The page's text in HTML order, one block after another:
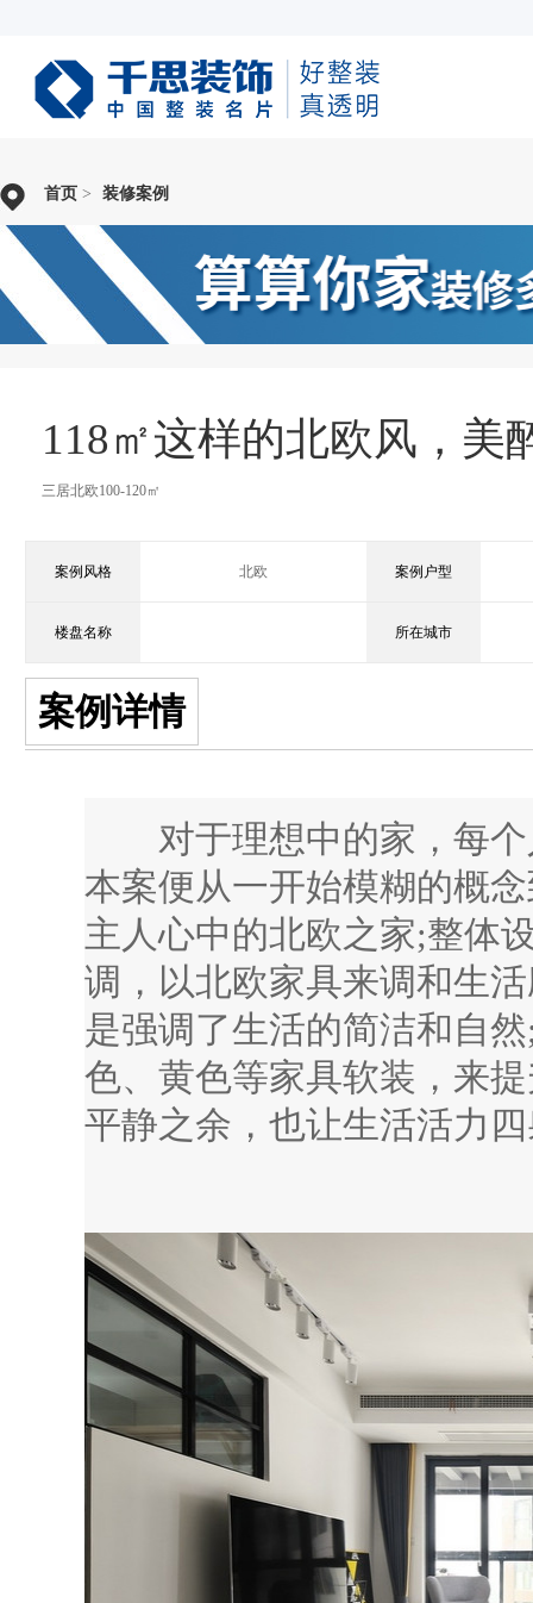
首页 > 装修案例
118㎡这样的北欧风，美
三居北欧100-120㎡
案例风格 北欧 案例户型
楼盘名称 所在城市
案例详情
对于理想中的家，每个
本案便从一开始模糊的概
主人心中的北欧之家;整体
调，以北欧家具来调和生
是强调了生活的简洁和自
色、黄色等家具软装，来
平静之余，也让生活活力